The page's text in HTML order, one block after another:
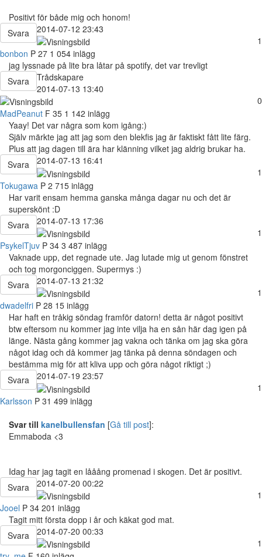
Positivt för både mig och honom!
Svara
2014-07-12 23:43
1
bonbon P 27 1 054 inlägg
jag lyssnade på lite bra låtar på spotify, det var trevligt
Svara
Trådskapare
2014-07-13 13:40
0
MadPeanut F 35 1 142 inlägg
Yaay! Det var några som kom igång:)
Själv märkte jag att jag som den blekfis jag är faktiskt fått lite färg.
Plus att jag dagen till ära har klänning vilket jag aldrig brukar ha.
Svara
2014-07-13 16:41
1
Tokugawa P 2 715 inlägg
Har varit ensam hemma ganska många dagar nu och det är
superskönt :D
Svara
2014-07-13 17:36
1
PsykelTjuv P 34 3 487 inlägg
Vaknade upp, det regnade ute. Jag lutade mig ut genom fönstret
och tog morgonciggen. Supermys :)
Svara
2014-07-13 21:32
1
dwadelfri P 28 15 inlägg
Har haft en tråkig söndag framför datorn! detta är något positivt
btw eftersom nu kommer jag inte vilja ha en sån här dag igen på
länge. Nästa gång kommer jag vakna och tänka om jag ska göra
något idag och då kommer jag tänka på denna söndagen och
bestämma mig för att kliva upp och göra något riktigt ;)
Svara
2014-07-19 23:57
1
Karlsson P 31 499 inlägg
Svar till kanelbullensfan [Gå till post]:
Emmaboda <3
Idag har jag tagit en lååång promenad i skogen. Det är positivt.
Svara
2014-07-20 00:22
1
Jooel P 34 201 inlägg
Tagit mitt första dopp i år och käkat god mat.
Svara
2014-07-20 00:33
1